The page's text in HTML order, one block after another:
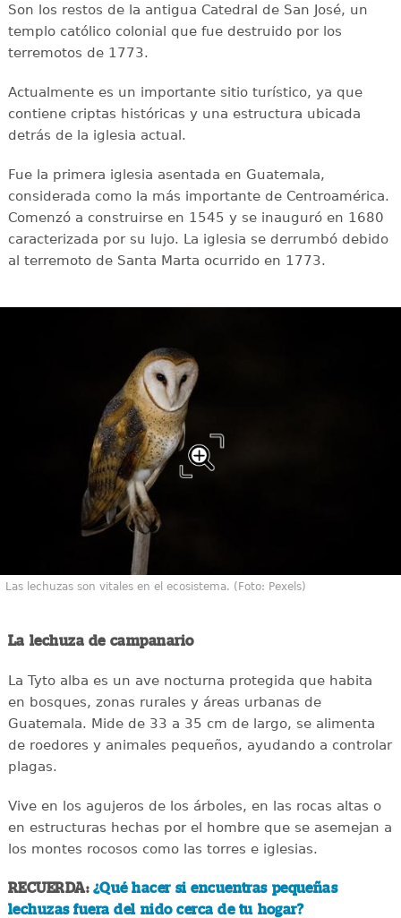
Son los restos de la antigua Catedral de San José, un
templo católico colonial que fue destruido por los
terremotos de 1773.
Actualmente es un importante sitio turístico, ya que
contiene criptas históricas y una estructura ubicada
detrás de la iglesia actual.
Fue la primera iglesia asentada en Guatemala,
considerada como la más importante de Centroamérica.
Comenzó a construirse en 1545 y se inauguró en 1680
caracterizada por su lujo. La iglesia se derrumbó debido
al terremoto de Santa Marta ocurrido en 1773.
Las lechuzas son vitales en el ecosistema. (Foto: Pexels)
La lechuza de campanario
La Tyto alba es un ave nocturna protegida que habita
en bosques, zonas rurales y áreas urbanas de
Guatemala. Mide de 33 a 35 cm de largo, se alimenta
de roedores y animales pequeños, ayudando a controlar
plagas.
Vive en los agujeros de los árboles, en las rocas altas o
en estructuras hechas por el hombre que se asemejan a
los montes rocosos como las torres e iglesias.
RECUERDA: ¿Qué hacer si encuentras pequeñas
lechuzas fuera del nido cerca de tu hogar?